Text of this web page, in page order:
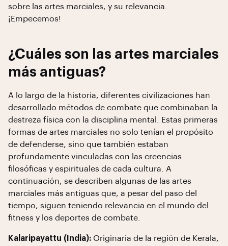
sobre las artes marciales, y su relevancia.
¡Empecemos!
¿Cuáles son las artes marciales
más antiguas?
A lo largo de la historia, diferentes civilizaciones han
desarrollado métodos de combate que combinaban la
destreza física con la disciplina mental. Estas primeras
formas de artes marciales no solo tenían el propósito
de defenderse, sino que también estaban
profundamente vinculadas con las creencias
filosóficas y espirituales de cada cultura. A
continuación, se describen algunas de las artes
marciales más antiguas que, a pesar del paso del
tiempo, siguen teniendo relevancia en el mundo del
fitness y los deportes de combate.
Kalaripayattu (India): Originaria de la región de Kerala,